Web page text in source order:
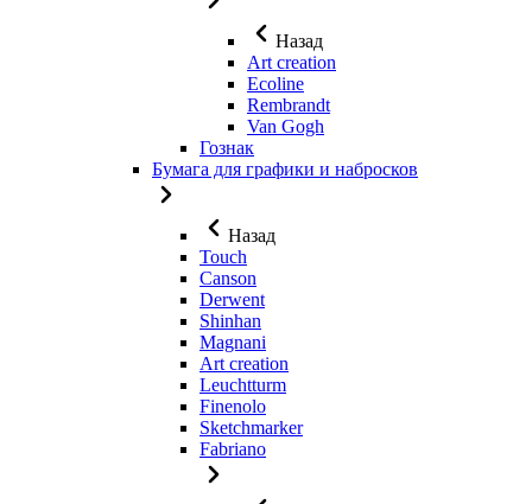
Назад
Art creation
Ecoline
Rembrandt
Van Gogh
Гознак
Бумага для графики и набросков
Назад
Touch
Canson
Derwent
Shinhan
Magnani
Art creation
Leuchtturm
Finenolo
Sketchmarker
Fabriano